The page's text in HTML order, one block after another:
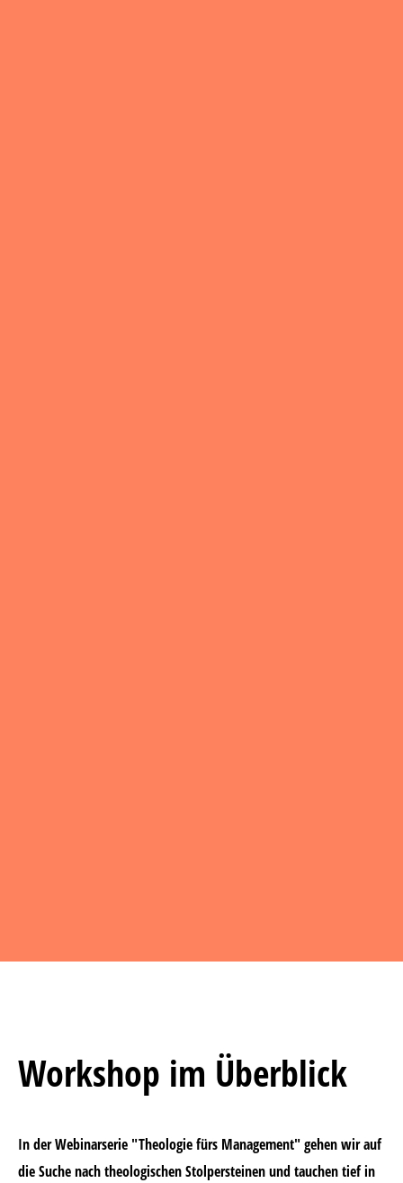
Workshop im Überblick
In der Webinarserie "Theologie fürs Management" gehen wir auf
die Suche nach theologischen Stolpersteinen und tauchen tief in